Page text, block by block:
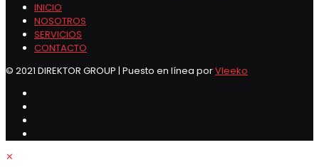
INICIO
NOSOTROS
SERVICIOS
CONTACTO
© 2021 DIREKTOR GROUP | Puesto en línea porVleeko
✕